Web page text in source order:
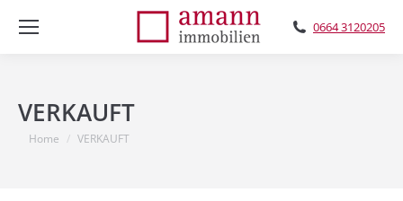
0664 3120205
VERKAUFT
You are here:
Home VERKAUFT